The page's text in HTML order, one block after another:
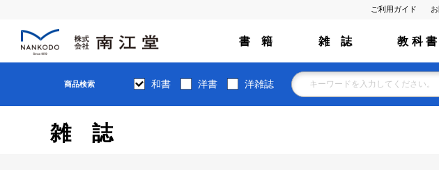
ご利用ガイド
書 籍 雑 誌 教 科 書
商品検索 和書 洋書 洋雑誌
雑誌